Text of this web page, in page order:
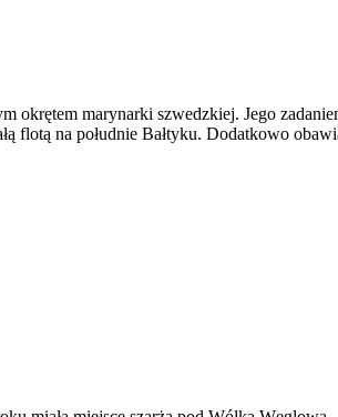
okrętem marynarki szwedzkiej. Jego
flotą na południe Bałtyku. Dodatkowo